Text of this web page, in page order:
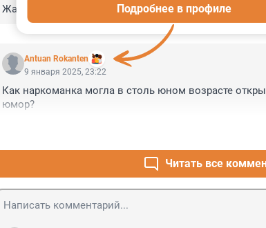
Жалко девушек, царство им небесное.... А про
Antuan Rokanten
Подробнее в профиле
9 января 2025, 23:22
Как наркоманка могла в столь юном возрасте
юмор?
Читать все